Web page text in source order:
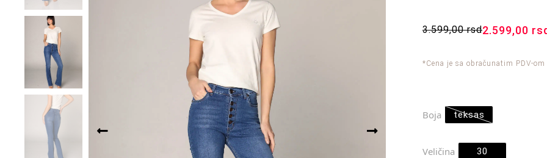
3.599,00rsd2.599,00 rsd
*Cena je sa obračunatim PDV-om
Boja teksas
Veličina 30